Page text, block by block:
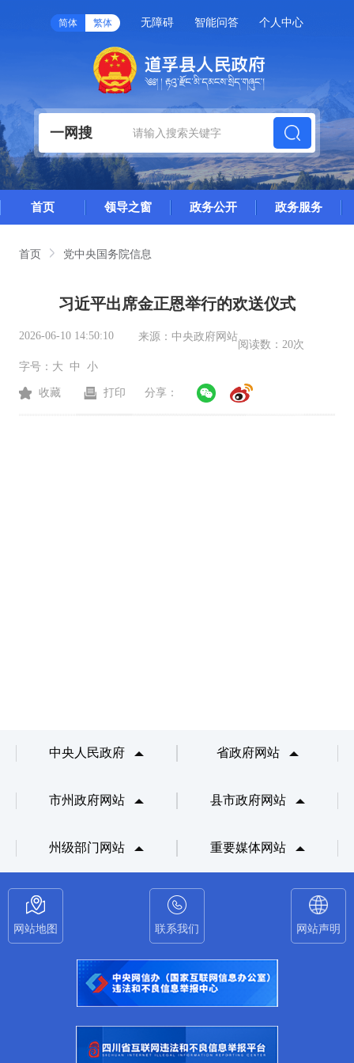
简体 繁体 无障碍 智能问答 个人中心
一网搜
首页 领导之窗 政务公开 政务服务
首页 党中央国务院信息
习近平出席金正恩举行的欢送仪式
2026-06-10 14:50:10 来源： 中央政府网站
阅读数： 20次
字号： 大 中 小
收藏 打印 分享：
中央人民政府 省政府网站
市州政府网站 县市政府网站
州级部门网站 重要媒体网站
网站地图 联系我们 网站声明